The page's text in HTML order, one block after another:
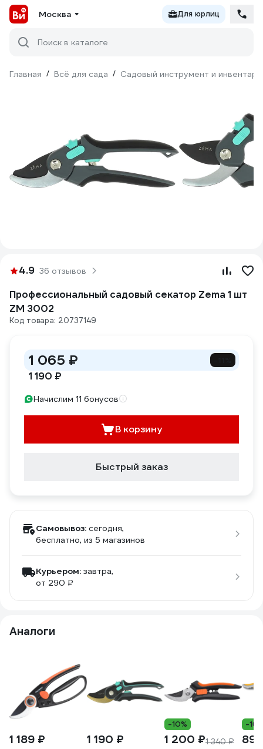
Москва Для юрлиц
Поиск в каталоге
Главная / Всё для сада / Садовый инструмент и инвентарь
4.9 36 отзывов
Профессиональный садовый секатор Zema 1 шт
ZM 3002
Код товара: 20737149
1 065 ₽
1 190 ₽
Начислим 11 бонусов
В корзину
Быстрый заказ
Самовывоз: сегодня,
бесплатно, из 5 магазинов
Курьером: завтра,
от 290 ₽
Аналоги
1 189 ₽ 1 190 ₽
-10%
1 200 ₽1 340 ₽
-